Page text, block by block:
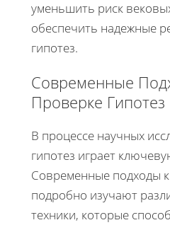
уменьшить риск
обеспечить надежные
гипотез.
Современные
Проверке Гипотез
В процессе научных
гипотез играет
Современные подходы
подробно изучают
техники, которые